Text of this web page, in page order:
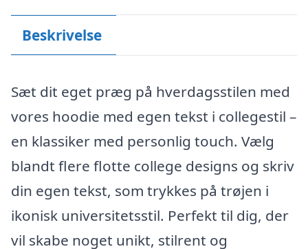
Beskrivelse
Sæt dit eget præg på hverdagsstilen med
vores hoodie med egen tekst i collegestil –
en klassiker med personlig touch. Vælg
blandt flere flotte college designs og skriv
din egen tekst, som trykkes på trøjen i
ikonisk universitetsstil. Perfekt til dig, der
vil skabe noget unikt, stilrent og